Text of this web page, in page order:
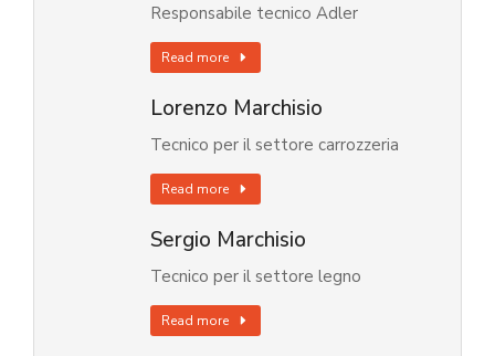
Responsabile tecnico Adler
Read more
Lorenzo Marchisio
Tecnico per il settore carrozzeria
Read more
Sergio Marchisio
Tecnico per il settore legno
Read more